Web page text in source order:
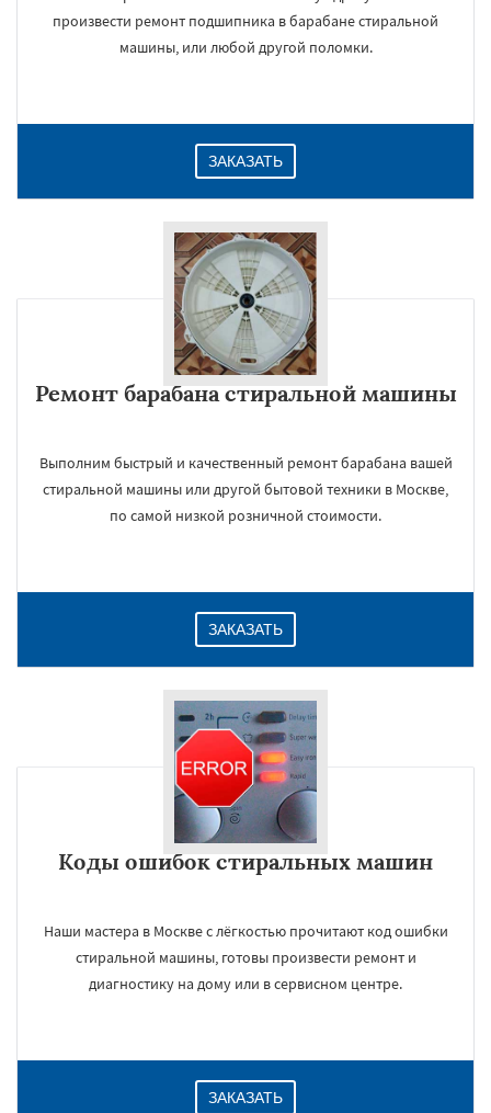
произвести ремонт подшипника в барабане стиральной
машины, или любой другой поломки.
ЗАКАЗАТЬ
Ремонт барабана стиральной машины
Выполним быстрый и качественный ремонт барабана вашей
стиральной машины или другой бытовой техники в Москве,
по самой низкой розничной стоимости.
ЗАКАЗАТЬ
Коды ошибок стиральных машин
Наши мастера в Москве с лёгкостью прочитают код ошибки
стиральной машины, готовы произвести ремонт и
диагностику на дому или в сервисном центре.
ЗАКАЗАТЬ